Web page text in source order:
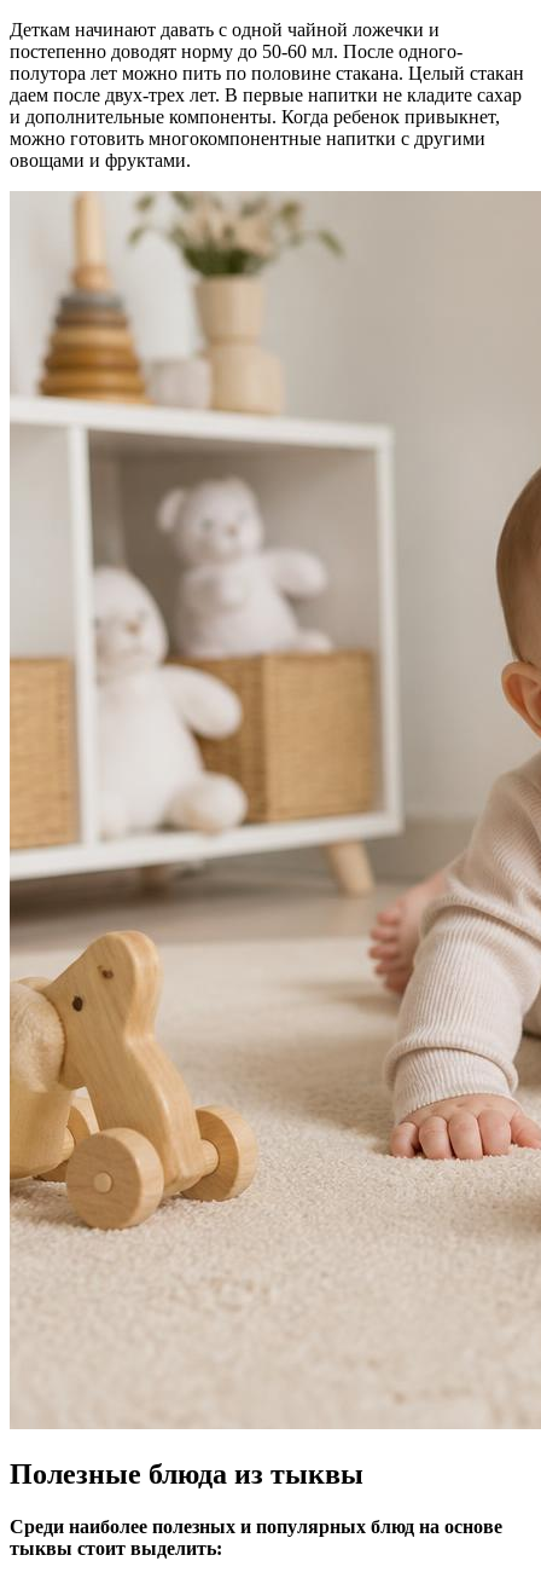
Деткам начинают давать с одной чайной ложечки и
постепенно доводят норму до 50-60 мл. После одного-
полутора лет можно пить по половине стакана. Целый стакан
даем после двух-трех лет. В первые напитки не кладите сахар
и дополнительные компоненты. Когда ребенок привыкнет,
можно готовить многокомпонентные напитки с другими
овощами и фруктами.
Полезные блюда из тыквы
Среди наиболее полезных и популярных блюд на основе
тыквы стоит выделить: